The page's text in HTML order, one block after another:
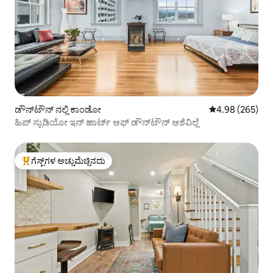
ಡೌನ್‌ಟೌನ್ ನಲ್ಲಿ ಕಾಂಡೋ 5 ರಲ್ಲಿ 4.98
4.98 (265)
ಹಿಪ್ ಸ್ಟುಡಿಯೋ ಇನ್ ಹಾರ್ಟ್ ಆಫ್ ಡೌನ್‌ಟೌನ್ ಆಶೆವಿಲ್ಲೆ
ಗೆಸ್ಟ್‌ಗಳಿಗೆ ಅತಿ ಹೆಚ್ಚು ಅಚ್ಚುಮೆಚ್ಚಿನದು
ಗೆಸ್ಟ್‌ಗಳ ಅಚ್ಚುಮೆಚ್ಚಿನದು